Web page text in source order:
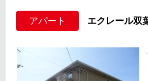
アパート エクレール双